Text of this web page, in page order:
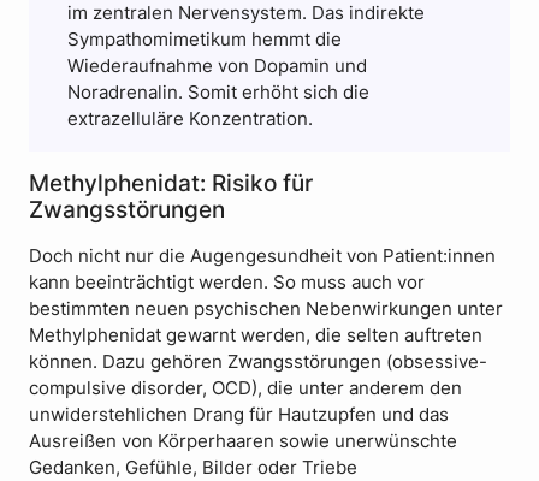
im zentralen Nervensystem. Das indirekte
Sympathomimetikum hemmt die
Wiederaufnahme von Dopamin und
Noradrenalin. Somit erhöht sich die
extrazelluläre Konzentration.
Methylphenidat: Risiko für
Zwangsstörungen
Doch nicht nur die Augengesundheit von Patient:innen
kann beeinträchtigt werden. So muss auch vor
bestimmten neuen psychischen Nebenwirkungen unter
Methylphenidat gewarnt werden, die selten auftreten
können. Dazu gehören Zwangsstörungen (obsessive-
compulsive disorder, OCD), die unter anderem den
unwiderstehlichen Drang für Hautzupfen und das
Ausreißen von Körperhaaren sowie unerwünschte
Gedanken, Gefühle, Bilder oder Triebe